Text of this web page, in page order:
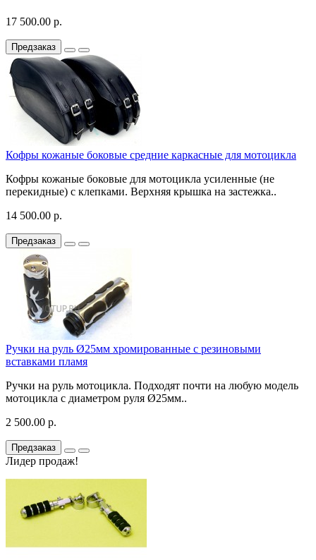
17 500.00 р.
Предзаказ
Кофры кожаные боковые средние каркасные для мотоцикла
Кофры кожаные боковые для мотоцикла усиленные (не
перекидные) с клепками. Верхняя крышка на застежка..
14 500.00 р.
Предзаказ
Ручки на руль Ø25мм хромированные с резиновыми
вставками пламя
Ручки на руль мотоцикла. Подходят почти на любую модель
мотоцикла с диаметром руля Ø25мм..
2 500.00 р.
Предзаказ
Лидер продаж!